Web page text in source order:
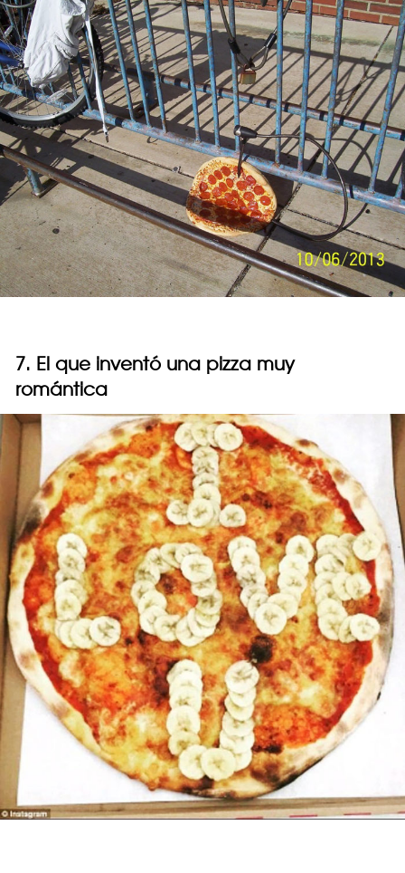
7. El que inventó una pizza muy
romántica